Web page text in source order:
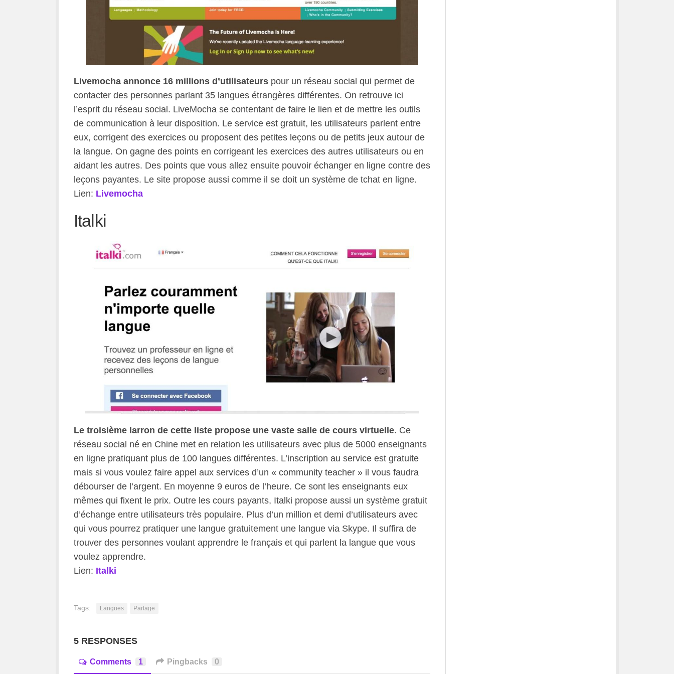
Livemocha annonce 16 millions d’utilisateurspour un réseau social qui permet de
contacter des personnes parlant 35 langues étrangères différentes. On retrouve ici
l’esprit du réseau social. LiveMocha se contentant de faire le lien et de mettre les outils
de communication à leur disposition. Le service est gratuit, les utilisateurs parlent entre
eux, corrigent des exercices ou proposent des petites leçons ou de petits jeux autour de
la langue. On gagne des points en corrigeant les exercices des autres utilisateurs ou en
aidant les autres. Des points que vous allez ensuite pouvoir échanger en ligne contre des
leçons payantes. Le site propose aussi comme il se doit un système de tchat en ligne.
Lien: Livemocha
Italki
Le troisième larron de cette liste propose une vaste salle de cours virtuelle. Ce
réseau social né en Chine met en relation les utilisateurs avec plus de 5000 enseignants
en ligne pratiquant plus de 100 langues différentes. L’inscription au service est gratuite
mais si vous voulez faire appel aux services d’un « community teacher » il vous faudra
débourser de l’argent. En moyenne 9 euros de l’heure. Ce sont les enseignants eux
mêmes qui fixent le prix. Outre les cours payants, Italki propose aussi un système gratuit
d’échange entre utilisateurs très populaire. Plus d’un million et demi d’utilisateurs avec
qui vous pourrez pratiquer une langue gratuitement une langue via Skype. Il suffira de
trouver des personnes voulant apprendre le français et qui parlent la langue que vous
voulez apprendre.
Lien: Italki
Tags: Langues Partage
5 RESPONSES
Comments 1 Pingbacks 0